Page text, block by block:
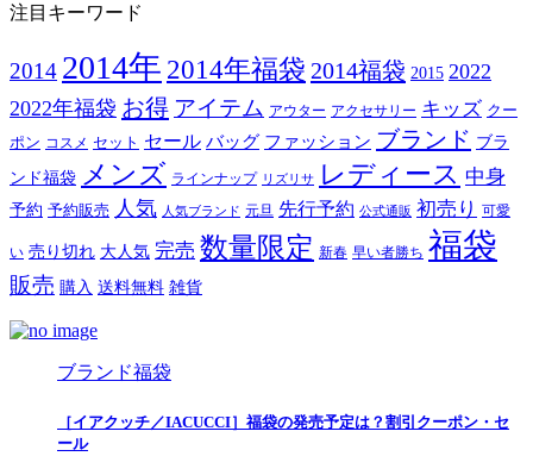
注目キーワード
2014 2014年 2014年福袋 2014福袋 2015 2022
2022年福袋 お得 アイテム アウター アクセサリー キッズ クー
ポン コスメ セット セール バッグ ファッション ブランド ブラ
ンド福袋 メンズ ラインナップ リズリサ レディース 中身
予約 予約販売 人気 人気ブランド 元旦 先行予約 公式通販 初売り 可愛
い 売り切れ 大人気 完売 数量限定 新春 早い者勝ち 福袋
販売 購入 送料無料 雑貨
ブランド福袋
［イアクッチ／IACUCCI］福袋の発売予定は？割引クーポン・セ
ール